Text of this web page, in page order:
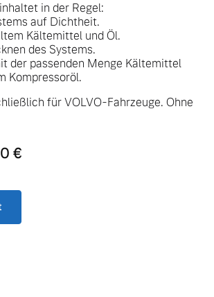
in der Regel:
auf Dichtheit.
Kältemittel und Öl.
des Systems.
der passenden Menge Kältemittel
Kompressoröl.
für VOLVO-Fahrzeuge. Ohne
€